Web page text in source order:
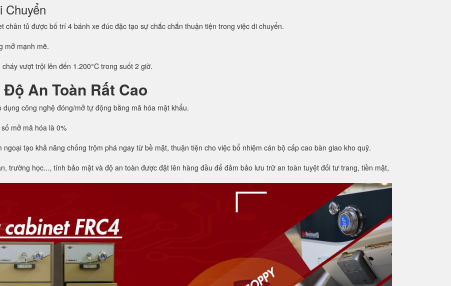
Chuyển
chân tủ được bố trí 4 bánh xe đúc đặc tạo sự chắc chắn thuận tiện trong việc di chuyển.
mở mạnh mẽ.
vượt trội lên đến 1.200°C trong suốt 2 giờ.
An Toàn Rất Cao
dụng công nghệ đóng/mở tự động bằng mã hóa mật khẩu.
mở mã hóa là 0%
tạo khả năng chống trộm phá ngay từ bề mặt, thuận tiện cho việc bổ nhiệm cán bộ cấp cao bàn giao kho quỹ.
trường học..., tính bảo mật và độ an toàn được đặt lên hàng đầu để đảm bảo lưu trữ an toàn tuyệt đối tư trang, tiền mặt,